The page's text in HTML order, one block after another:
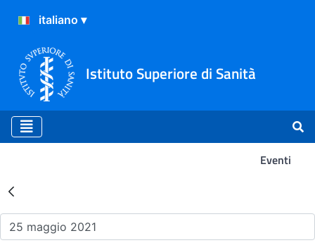
Istituto Superiore di Sanità
Eventi
Risultati della Ricerca -